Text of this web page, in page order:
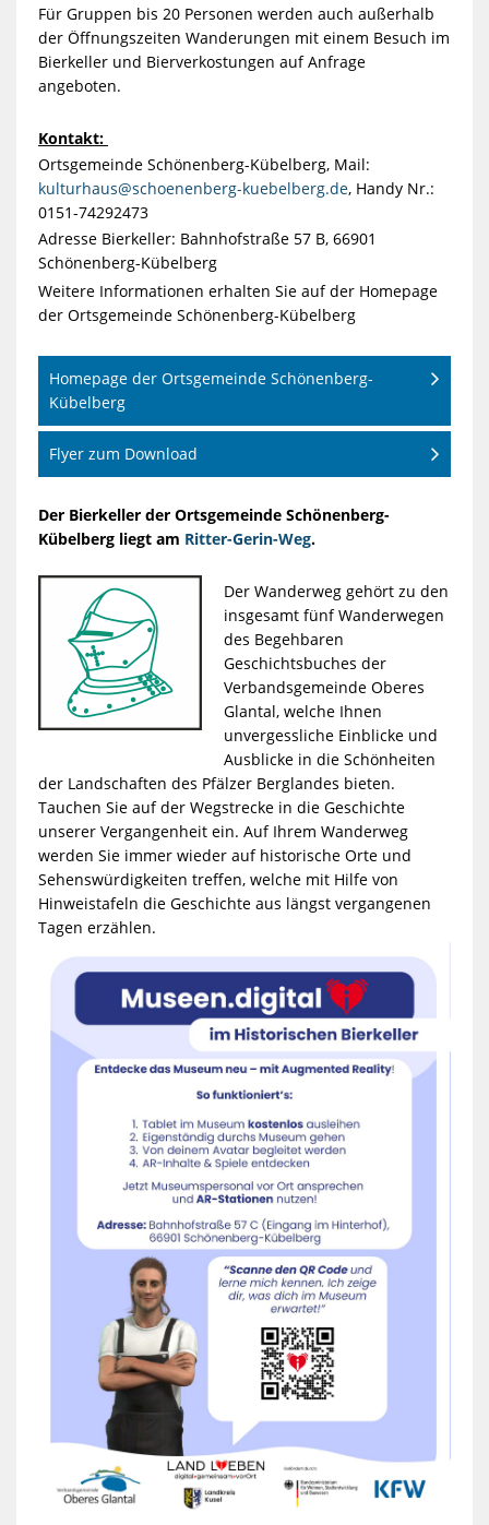
Für Gruppen bis 20 Personen werden auch außerhalb
der Öffnungszeiten Wanderungen mit einem Besuch im
Bierkeller und Bierverkostungen auf Anfrage
angeboten.
Kontakt:
Ortsgemeinde Schönenberg-Kübelberg, Mail:
kulturhaus@schoenenberg-kuebelberg.de, Handy Nr.:
0151-74292473
Adresse Bierkeller: Bahnhofstraße 57 B, 66901
Schönenberg-Kübelberg
Weitere Informationen erhalten Sie auf der Homepage
der Ortsgemeinde Schönenberg-Kübelberg
Homepage der Ortsgemeinde Schönenberg-
Kübelberg
Flyer zum Download
Der Bierkeller der Ortsgemeinde Schönenberg-
Kübelberg liegt am Ritter-Gerin-Weg.
Der Wanderweg gehört zu den
insgesamt fünf Wanderwegen
des Begehbaren
Geschichtsbuches der
Verbandsgemeinde Oberes
Glantal, welche Ihnen
unvergessliche Einblicke und
Ausblicke in die Schönheiten
der Landschaften des Pfälzer Berglandes bieten.
Tauchen Sie auf der Wegstrecke in die Geschichte
unserer Vergangenheit ein. Auf Ihrem Wanderweg
werden Sie immer wieder auf historische Orte und
Sehenswürdigkeiten treffen, welche mit Hilfe von
Hinweistafeln die Geschichte aus längst vergangenen
Tagen erzählen.